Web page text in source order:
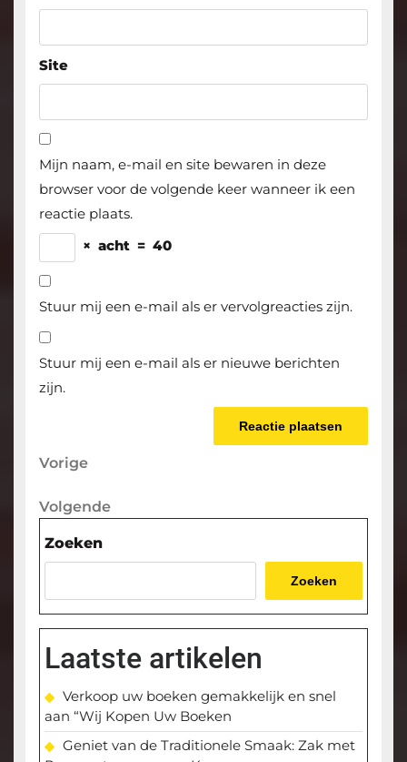
Site
Mijn naam, e-mail en site bewaren in deze
browser voor de volgende keer wanneer ik een
reactie plaats.
× acht = 40
Stuur mij een e-mail als er vervolgreacties zijn.
Stuur mij een e-mail als er nieuwe berichten
zijn.
Berichtnavigatie
Vorige
Vorige
Volgende
Volgende
Zoeken
Zoeken
Laatste artikelen
Verkoop uw boeken gemakkelijk en snel
aan “Wij Kopen Uw Boeken
Geniet van de Traditionele Smaak: Zak met